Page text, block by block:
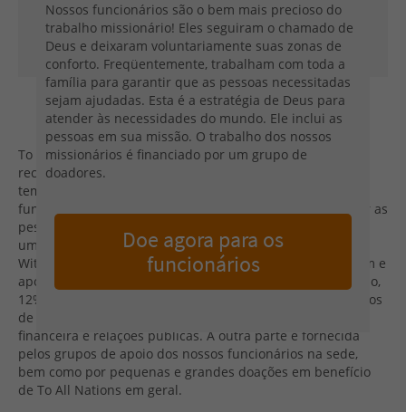
Nossos funcionários são o bem mais precioso do
trabalho missionário! Eles seguiram o chamado de
Deus e deixaram voluntariamente suas zonas de
conforto. Freqüentemente, trabalham com toda a
família para garantir que as pessoas necessitadas
sejam ajudadas. Esta é a estratégia de Deus para
atender às necessidades do mundo. Ele inclui as
pessoas em sua missão. O trabalho dos nossos
missionários é financiado por um grupo de
doadores.
Doe agora para os
funcionários
Como To All Nations se financia?
To All Nations e.V. é uma associação registrada que é
reconhecida como filantrópica e sem fins lucrativos e não
tem quaisquer lucros. Como uma obra de fé, nossos
funcionários e projetos dependem de doações para servir as
pessoas ao redor do mundo. Com prazer podemos emitir
um recibo de doação. Na sede da missão, na Casa
Wittgenstein em Bornheim, nossos funcionários capacitam e
apóiam mundialmente o trabalho missionário. Por um lado,
12% de cada doação recebida é usado para cobrir os custos
de coordernação, serviço de pessoal, administração
financeira e relações públicas. A outra parte é fornecida
pelos grupos de apoio dos nossos funcionários na sede,
bem como por pequenas e grandes doações em benefício
de To All Nations em geral.